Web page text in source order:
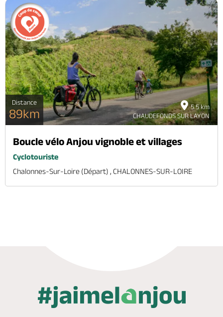
5.5 km
CHAUDEFONDS SUR LAYON
Distance
89km
Boucle vélo Anjou vignoble et villages
Cyclotouriste
Chalonnes-Sur-Loire (départ) , CHALONNES-SUR-LOIRE